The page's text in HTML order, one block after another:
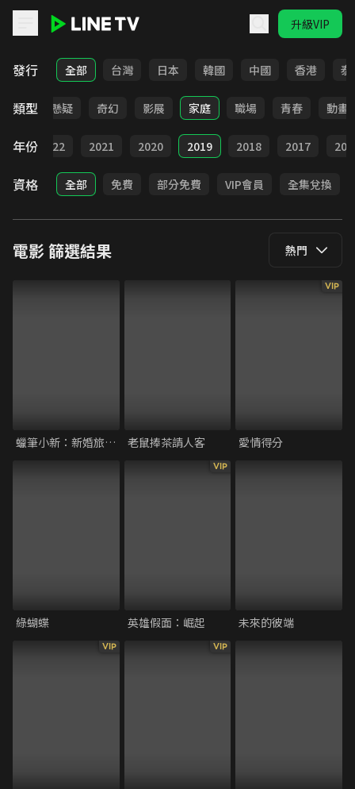
升級VIP
LINE TV - 電影
發行 全部 台灣 日本 韓國 中國 香港 泰
類型
靈異 懸疑 奇幻 影展 家庭 職場 青春 動畫
年份 2022 2021 2020 2019 2018 2017
資格 全部 免費 部分免費 VIP會員 全集兌換
電影篩選結果 熱門
蠟筆小新：新婚旅行風暴〜奪回廣志大作戰〜 老鼠捧茶請人客
VIP
愛情得分
綠蝴蝶
VIP
英雄假面：崛起 未來的彼端
VIP VIP